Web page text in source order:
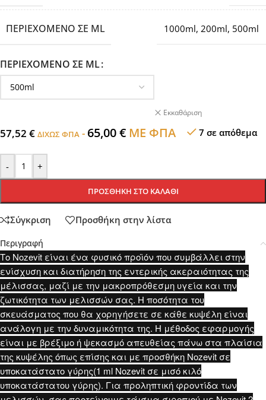
ΠΕΡΙΕΧΌΜΕΝΟ ΣΕ ML 1000ml, 200ml, 500ml
ΠΕΡΙΕΧΌΜΕΝΟ ΣΕ ML
Εκκαθάριση
57,52 € ΔΙΧΩΣ ΦΠΑ - 65,00€ ΜΕ ΦΠΑ 7 σε απόθεμα
- +
ΠΡΟΣΘΉΚΗ ΣΤΟ ΚΑΛΆΘΙ
Σύγκριση Προσθήκη στην λίστα
Περιγραφή
Το Nozevit είναι ένα φυσικό προϊόν που συμβάλλει στην
ενίσχυση και διατήρηση της εντερικής ακεραιότητας της
μέλισσας, μαζί με την μακροπρόθεσμη υγεία και την
ζωτικότητα των μελισσών σας. Η ποσότητα του
σκευάσματος που θα χορηγήσετε σε κάθε κυψέλη είναι
ανάλογη με την δυναμικότητα της. Η μέθοδος εφαρμογής
είναι με βρέξιμο ή ψεκασμό απευθείας πάνω στα πλαίσια
της κυψέλης όπως επίσης και με προσθήκη Nozevit σε
υποκατάστατο γύρης(1 ml Nozevit σε μισό κιλό
υποκατάστατου γύρης). Για προληπτική φροντίδα των